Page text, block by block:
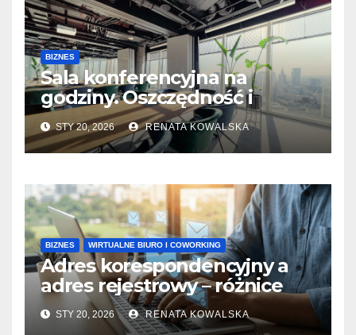
BIZNES
Sala konferencyjna na
godziny. Oszczędność i
wygoda
STY 20, 2026 RENATA KOWALSKA
BIZNES WIRTUALNE BIURO I COWORKING
Adres korespondencyjny a
adres rejestrowy – różnice
STY 20, 2026 RENATA KOWALSKA